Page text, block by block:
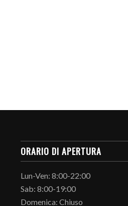
ORARIO DI APERTURA
Lun-Ven: 8:00-22:00
Sab: 8:00-19:00
Domenica: Chiuso